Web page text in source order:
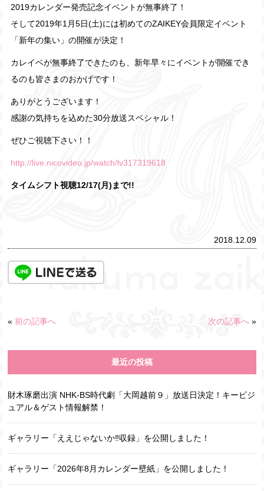
2019カレンダー発売記念イベントが無事終了！
そして2019年1月5日(土)には初めてのZAIKEY会員限定イベント
「新年の集い」の開催が決定！
カレイベが無事終了できたのも、新年早々にイベントが開催でき
るのも皆さまのおかげです！
ありがとうございます！
感謝の気持ちを込めた30分放送スペシャル！
ぜひご視聴下さい！！
http://live.nicovideo.jp/watch/lv317319618
タイムシフト視聴12/17(月)まで!!
2018.12.09
«前の記事へ 次の記事へ»
最近の投稿
財木琢磨出演 NHK-BS時代劇「大岡越前９」放送日決定！キービジ
ュアル＆ゲスト情報解禁！
ギャラリー「ええじゃないか‼収録」を公開しました！
ギャラリー「2026年8月カレンダー壁紙」を公開しました！